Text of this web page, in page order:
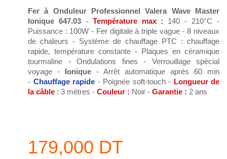
Fer à Onduleur Professionnel Valera Wave Master
Ionique 647.03 - Température max: 140 - 210°C -
Puissance : 100W - Fer digitale à triple vague - 8 niveaux
de chaleurs - Système de chauffage PTC : chauffage
rapide, température constante - Plaques en céramique
tourmaline - Ondulations fines - Verrouillage spécial
voyage - Ionique - Arrêt automatique après 60 min
- Chauffage rapide - Poignée soft-touch - Longueur de
la câble : 3 mètres - Couleur : Noir - Garantie : 2 ans
179,000 DT